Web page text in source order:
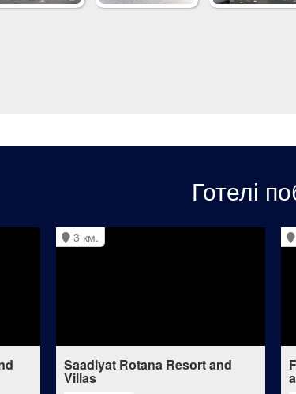
Готелі
3 км.
Saadiyat Rotana Resort and
Villas